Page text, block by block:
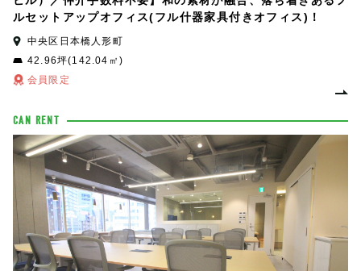
ルセットアップオフィス(フル什器家具付きオフィス)！
中央区日本橋人形町
42.96坪(142.04㎡)
会員限定
CAN RENT